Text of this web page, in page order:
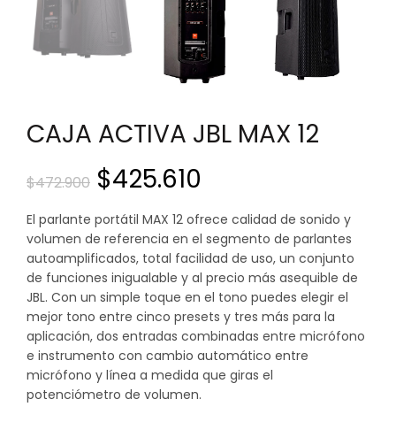
CAJA ACTIVA JBL MAX 12
$472.900 El
precio
original
era:
$472.900.
$425.610
precio
actual
es:
$425.610.
El parlante portátil MAX 12 ofrece calidad de sonido y
volumen de referencia en el segmento de parlantes
autoamplificados, total facilidad de uso, un conjunto
de funciones inigualable y al precio más asequible de
JBL. Con un simple toque en el tono puedes elegir el
mejor tono entre cinco presets y tres más para la
aplicación, dos entradas combinadas entre micrófono
e instrumento con cambio automático entre
micrófono y línea a medida que giras el
potenciómetro de volumen.